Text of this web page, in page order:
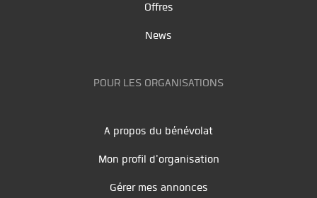
Offres
News
POUR LES ORGANISATIONS
A propos du bénévolat
Mon profil d'organisation
Gérer mes annonces